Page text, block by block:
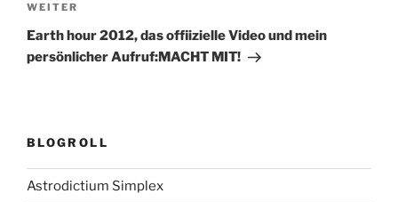
Nächster
Beitrag
WEITER
Earth hour 2012, das offiizielle Video und mein
persönlicher Aufruf:MACHT MIT!
BLOGROLL
Astrodictium Simplex